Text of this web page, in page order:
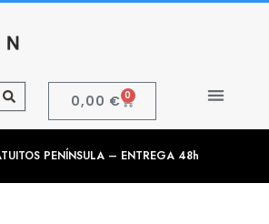
0,00 € 0
PENÍNSULA – ENTREGA 48h